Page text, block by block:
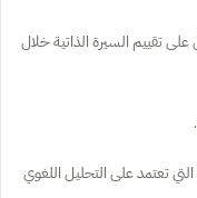
تقييم السيرة الذاتية خلال
تعتمد على التحليل اللغوي